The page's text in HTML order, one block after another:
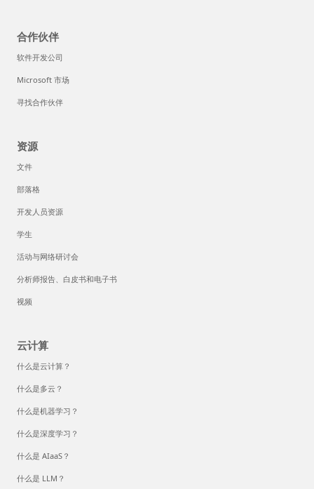
合作伙伴
软件开发公司
Microsoft 市场
寻找合作伙伴
资源
文件
部落格
开发人员资源
学生
活动与网络研讨会
分析师报告、白皮书和电子书
视频
云计算
什么是云计算？
什么是多云？
什么是机器学习？
什么是深度学习？
什么是 AIaaS？
什么是 LLM？